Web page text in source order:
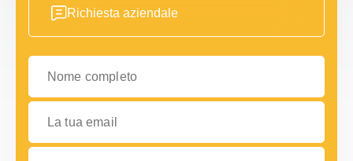
Richiesta aziendale
Nome completo
La tua email
Raccontaci dei tuoi piani